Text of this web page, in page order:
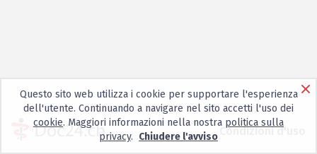
Condizioni d'uso
Questo sito web utilizza i cookie per supportare l'esperienza
dell'utente. Continuando a navigare nel sito accetti l'uso dei
cookie. Maggiori informazioni nella nostra politica sulla
privacy. Chiudere l'avviso